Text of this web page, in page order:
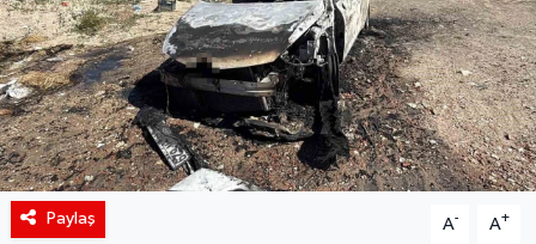
Paylaş A- A+
Yaşam